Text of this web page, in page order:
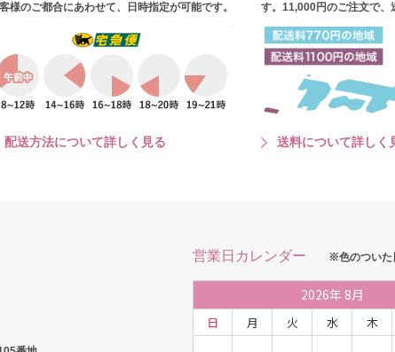
様のご都合にあわせて、日時指定が可能です。
配送方法について詳しく見る
す。11,000円のご注文で、
送料について詳しく
営業日カレンダー ※色のついた
2026年 8月
日 月 火 水 木